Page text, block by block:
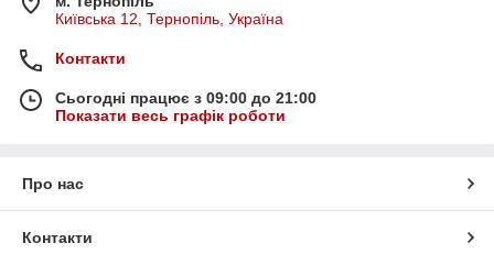
Київська 12, Тернопіль, Україна
Контакти
Сьогодні працює з 09:00 до 21:00
Показати весь графік роботи
Про нас
Контакти